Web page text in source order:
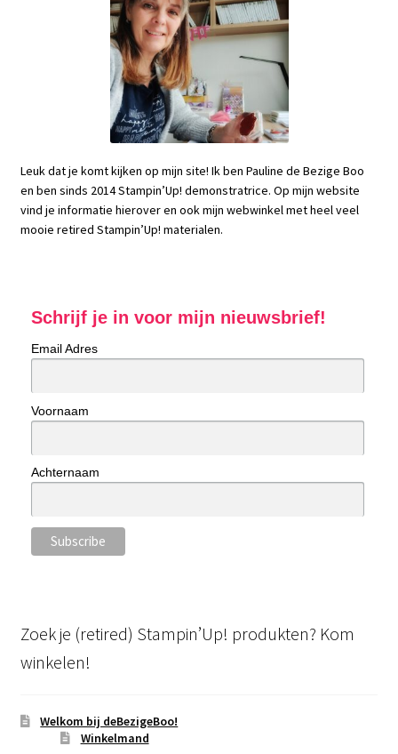
Leuk dat je komt kijken op mijn site! Ik ben Pauline de Bezige Boo
en ben sinds 2014 Stampin’Up! demonstratrice. Op mijn website
vind je informatie hierover en ook mijn webwinkel met heel veel
mooie retired Stampin’Up! materialen.
Schrijf je in voor mijn nieuwsbrief!
Email Adres
Voornaam
Achternaam
Zoek je (retired) Stampin’Up! produkten? Kom
winkelen!
Welkom bij deBezigeBoo!
Winkelmand